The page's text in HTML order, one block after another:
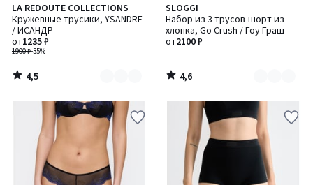
LA REDOUTE COLLECTIONS
Кружевные трусики, YSANDRE
/ ИСАНДР
1900 ₽-35%
от1235 ₽
4,5
/ 5
Количество
цветов:
2
4,5
/
SLOGGI
Набор из 3 трусов-шорт из
хлопка, Go Crush / Гоу Граш
от2100 ₽
4,6
/ 5
Количество
цветов:
2
4,6
/